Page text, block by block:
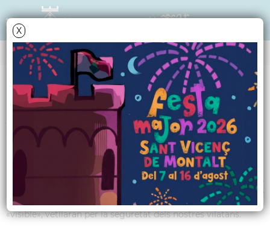
X
TRIBUNA POLÍTICA
Article ERC - Juliol
2016
En el darrer Infomontalt vam llegir un article de
l’Ajuntament sobre la nova posada en marxa de la Policia de
Proximitat, uns agents que, amb una imatge més propera i
«visible», vetllaran per la seguretat dels nostres vilatans.